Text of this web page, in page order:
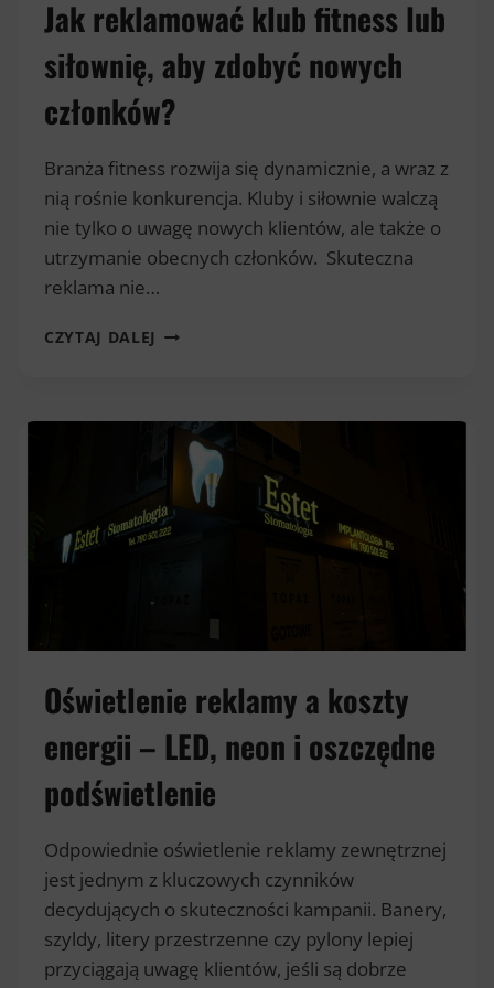
Jak reklamować klub fitness lub
siłownię, aby zdobyć nowych
członków?
Branża fitness rozwija się dynamicznie, a wraz z
nią rośnie konkurencja. Kluby i siłownie walczą
nie tylko o uwagę nowych klientów, ale także o
utrzymanie obecnych członków. Skuteczna
reklama nie…
CZYTAJ DALEJ JAK
LUB
SIŁOWNIĘ,
ZDOBYĆ
NOWYCH
CZŁONKÓW?
Oświetlenie reklamy a koszty
energii – LED, neon i oszczędne
podświetlenie
Odpowiednie oświetlenie reklamy zewnętrznej
jest jednym z kluczowych czynników
decydujących o skuteczności kampanii. Banery,
szyldy, litery przestrzenne czy pylony lepiej
przyciągają uwagę klientów, jeśli są dobrze